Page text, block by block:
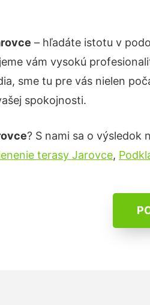
– hľadáte istotu v
vám vysokú
sme tu pre vás nielen
spokojnosti.
? S nami sa o výsledok
terasy Jarovce,